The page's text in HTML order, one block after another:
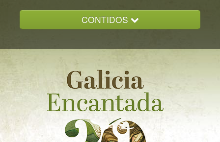
CONTIDOS
GALICIA ENCANTADA
DOCUMENTACION
NOVAS
CONTACTO